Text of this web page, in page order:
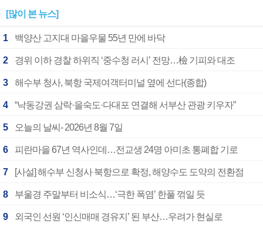
[많이 본 뉴스]
1 백양산 고지대 마을우물 55년 만에 바닥
2 경위 이하 경찰 하위직 ‘중수청 러시’ 전망…檢 기피와 대조
3 해수부 청사, 북항 국제여객터미널 옆에 선다(종합)
4 “낙동강권 삼락·을숙도·다대포 연결해 서부산 관광 키우자”
5 오늘의 날씨- 2026년 8월 7일
6 피란마을 67년 역사인데…전교생 24명 아미초 통폐합 기로
7 [사설] 해수부 신청사 북항으로 확정, 해양수도 도약의 전환점
8 부울경 주말부터 비소식…‘극한 폭염’ 한풀 꺾일 듯
9 외국인 선원 ‘인신매매 경유지’ 된 부산…우려가 현실로